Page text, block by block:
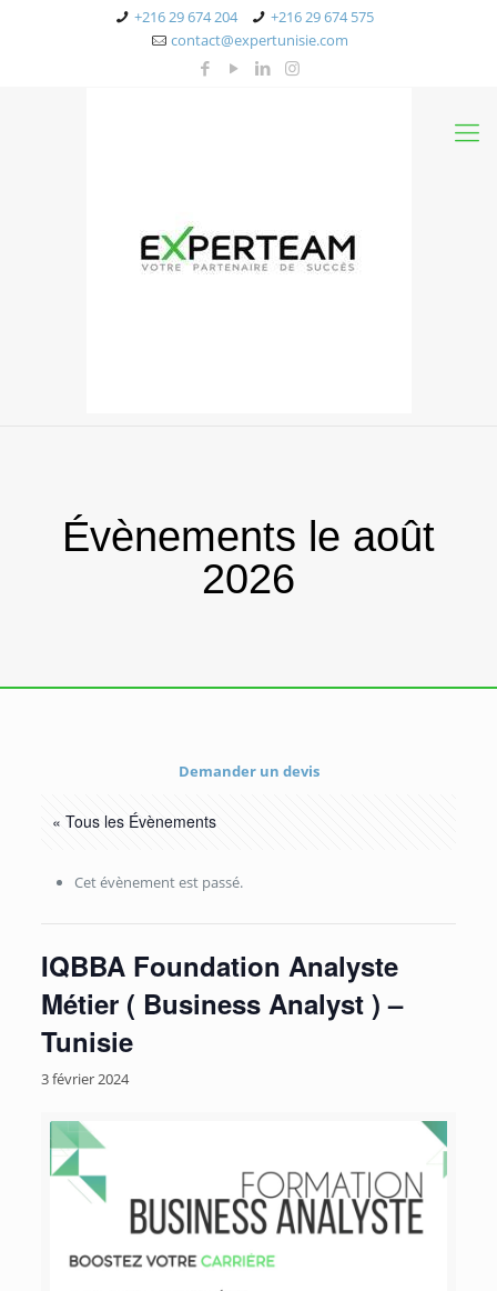
+216 29 674 204
+216 29 674 575
contact@expertunisie.com
Évènements le août
2026
Demander un devis
« Tous les Évènements
Cet évènement est passé.
IQBBA Foundation Analyste
Métier ( Business Analyst ) –
Tunisie
3 février 2024